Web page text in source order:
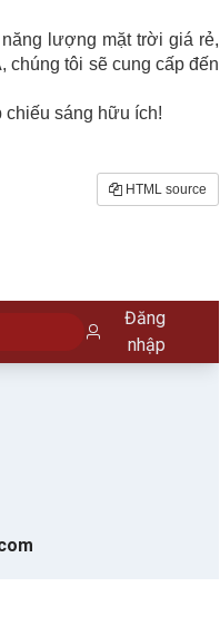
lượng mặt trời giá rẻ,
tôi sẽ cung cấp đến
sáng hữu ích!
HTML source